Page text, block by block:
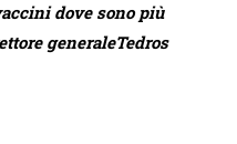
dove sono più
generaleTedros